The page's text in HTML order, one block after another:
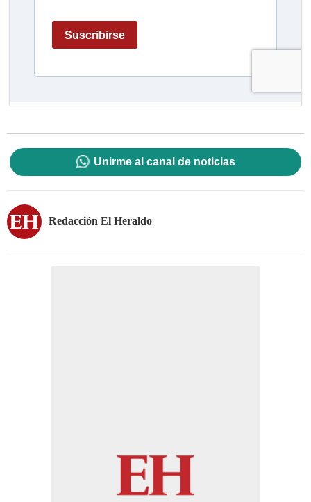
Unirme al canal de noticias
Redacción El Heraldo